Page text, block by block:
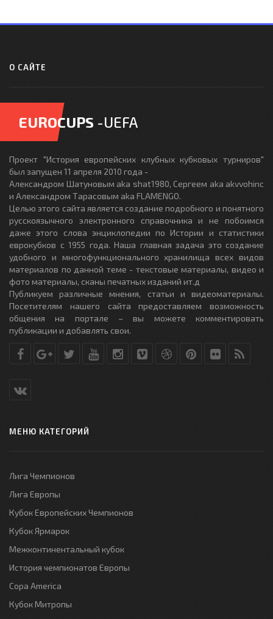
О САЙТЕ
EUROCUPS -UEFA
Проект "История европейских клубных кубковых турниров"
был запущен 11 апреля 2010 года -
Александром Шатуновым aka shat1980, Сергеем aka akvvohinc
и Александром Тарасовым aka FLAMENGO.
Целью этого сайта является создание подробного и понятного
русскоязычного электронного справочника и не побоимся
даже этого слова энциклопедии по Истории и статистики
еврокубков с 1955 года. Наша главная задача это создание
удобного и многофункционального хранилища всех видов
материалов по данной теме - текстовые материалы, видео и
фото материалы, сканы печатных изданий ит.д
Публикуем различные мнения, статьи и видеоматериалы.
Посетителям нашего сайта предоставляем возможность
общения на портале – вы можете комментировать
публикации и добавлять свои.
МЕНЮ КАТЕГОРИЙ
Лига Чемпионов
Лига Европы
Кубок Европейских Чемпионов
Кубок Ярмарок
Межконтинентальный кубок
История чемпионатов Европы
Copa America
Кубок Митропы